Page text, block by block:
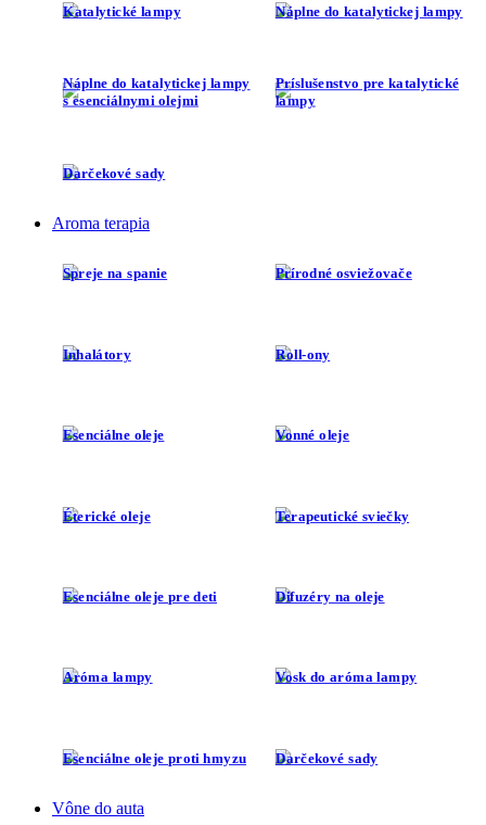
Katalytické lampy Náplne do katalytickej lampy
Náplne do katalytickej lampy
s esenciálnymi olejmi
Príslušenstvo pre katalytické
lampy
Darčekové sady
Aroma terapia
Spreje na spanie Prírodné osviežovače
Inhalátory Roll-ony
Esenciálne oleje Vonné oleje
Éterické oleje Terapeutické sviečky
Esenciálne oleje pre deti Difuzéry na oleje
Aróma lampy Vosk do aróma lampy
Esenciálne oleje proti hmyzu Darčekové sady
Vône do auta